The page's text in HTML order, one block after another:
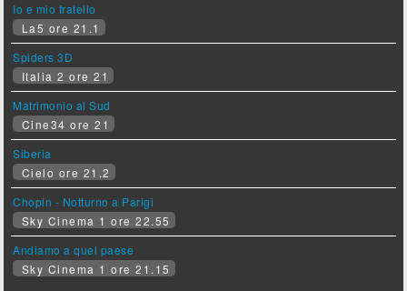
Io e mio fratello
La5 ore 21.1
Spiders 3D
Italia 2 ore 21
Matrimonio al Sud
Cine34 ore 21
Siberia
Cielo ore 21.2
Chopin - Notturno a Parigi
Sky Cinema 1 ore 22.55
Andiamo a quel paese
Sky Cinema 1 ore 21.15